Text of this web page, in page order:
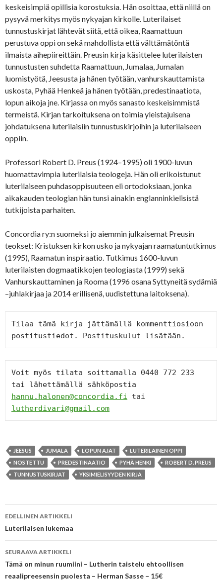
keskeisimpiä opillisia korostuksia. Hän osoittaa, että niillä on
pysyvä merkitys myös nykyajan kirkolle. Luterilaiset
tunnustuskirjat lähtevät siitä, että oikea, Raamattuun
perustuva oppi on sekä mahdollista että välttämätöntä
ilmaista aihepiireittäin. Preusin kirja käsittelee luterilaisten
tunnustusten suhdetta Raamattuun, Jumalaa, Jumalan
luomistyötä, Jeesusta ja hänen työtään, vanhurskauttamista
uskosta, Pyhää Henkeä ja hänen työtään, predestinaatiota,
lopun aikoja jne. Kirjassa on myös sanasto keskeisimmistä
termeistä. Kirjan tarkoituksena on toimia yleistajuisena
johdatuksena luterilaisiin tunnustuskirjoihin ja luterilaiseen
oppiin.
Professori Robert D. Preus (1924–1995) oli 1900-luvun
huomattavimpia luterilaisia teologeja. Hän oli erikoistunut
luterilaiseen puhdasoppisuuteen eli ortodoksiaan, jonka
aikakauden teologian hän tunsi ainakin englanninkielisistä
tutkijoista parhaiten.
Concordia ry:n suomeksi jo aiemmin julkaisemat Preusin
teokset: Kristuksen kirkon usko ja nykyajan raamatuntutkimus
(1995), Raamatun inspiraatio. Tutkimus 1600-luvun
luterilaisten dogmaatikkojen teologiasta (1999) sekä
Vanhurskauttaminen ja Rooma (1996 osana Syttyneitä sydämiä
–juhlakirjaa ja 2014 erillisenä, uudistettuna laitoksena).
Tilaa tämä kirja jättämällä kommenttiosioon
postitustiedot. Postituskulut lisätään.
Voit myös tilata soittamalla 0440 772 233
hannu.halonen@concordia.fi
lutherdivari@gmail.com
JEESUS JUMALA LOPUN AJAT
LUTERILAINEN OPPI
NOSTETTU
PREDESTINAATIO PYHÄ HENKI
ROBERT D. PREUS
TUNNUSTUSKIRJAT
YKSIMIELISYYDEN KIRJA
Artikkelien
selaus
EDELLINEN ARTIKKELI
Luterilaisen lukemaa
SEURAAVA ARTIKKELI
Tämä on minun ruumiini – Lutherin taistelu ehtoollisen
reaalipreesensin puolesta – Herman Sasse – 15€